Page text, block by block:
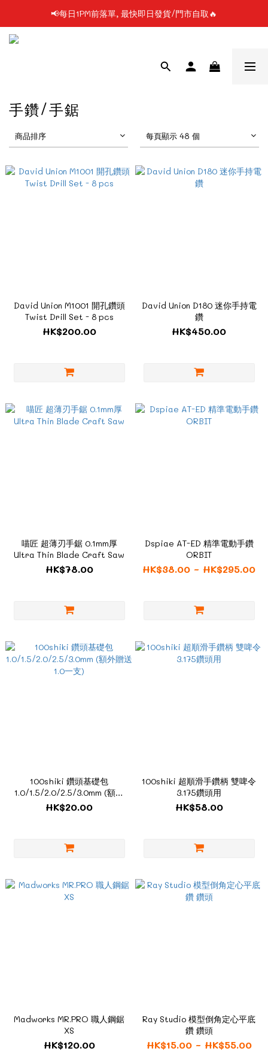
📢凡購物滿$199 順豐自提點免運費📦📦
📢每日1PM前落單, 最快即日發貨/門市自取🔥
📢凡購物滿$199 順豐自提點免運費📦📦
手鑽/手鋸
商品排序 每頁顯示 48 個
David Union M1001 開孔鑽頭
Twist Drill Set - 8 pcs
HK$200.00
David Union D180 迷你手持電
鑽
HK$450.00
喵匠 超薄刃手鋸 0.1mm厚
Ultra Thin Blade Craft Saw
HK$78.00
Dspiae AT-ED 精準電動手鑽
ORBIT
HK$38.00 ~ HK$295.00
100shiki 鑽頭基礎包
1.0/1.5/2.0/2.5/3.0mm (額外
贈送1.0一支)
HK$20.00
100shiki 超順滑手鑽柄 雙啤令
3.175鑽頭用
HK$58.00
Madworks MR.PRO 職人鋼鋸
XS
HK$120.00
Ray Studio 模型倒角定心平底
鑽 鑽頭
HK$15.00 ~ HK$55.00